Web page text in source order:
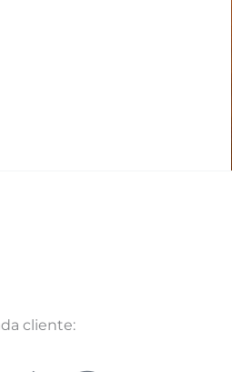
cliente: